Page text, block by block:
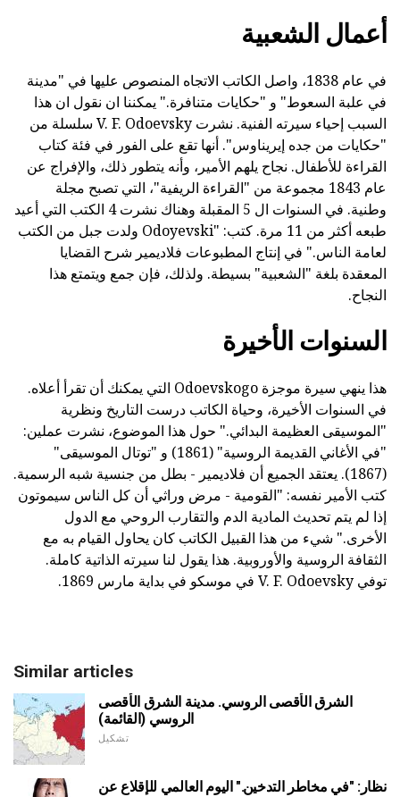
أعمال الشعبية
في عام 1838، واصل الكاتب الاتجاه المنصوص عليها في "مدينة
في علبة السعوط" و "حكايات متنافرة." يمكننا ان نقول ان هذا
السبب إحياء سيرته الفنية. نشرت V. F. Odoevsky سلسلة من
"حكايات من جده إيريناوس". أنها تقع على الفور في فئة كتاب
القراءة للأطفال. نجاح يلهم الأمير، وأنه يتطور ذلك، والإفراج عن
عام 1843 مجموعة من "القراءة الريفية"، التي تصبح مجلة
وطنية. في السنوات ال 5 المقبلة وهناك نشرت 4 الكتب التي أعيد
طبعه أكثر من 11 مرة. كتب: "Odoyevski ولدت جبل من الكتب
لعامة الناس." في إنتاج المطبوعات فلاديمير شرح القضايا
المعقدة بلغة "الشعبية" بسيطة. ولذلك، فإن جمع ويتمتع هذا
النجاح.
السنوات الأخيرة
هذا ينهي سيرة موجزة Odoevskogo التي يمكنك أن تقرأ أعلاه.
في السنوات الأخيرة، وحياة الكاتب درست التاريخ ونظرية
"الموسيقى العظيمة البدائي." حول هذا الموضوع، نشرت عملين:
"في الأغاني القديمة الروسية" (1861) و "توتال الموسيقى"
(1867). يعتقد الجميع أن فلاديمير - بطل من جنسية شبه الرسمية.
كتب الأمير نفسه: "القومية - مرض وراثي أن كل الناس سيموتون
إذا لم يتم تحديث المادية الدم والتقارب الروحي مع الدول
الأخرى." شيء من هذا القبيل الكاتب كان يحاول القيام به مع
الثقافة الروسية والأوروبية. هذا يقول لنا سيرته الذاتية كاملة.
توفي V. F. Odoevsky في موسكو في بداية مارس 1869.
Similar articles
الشرق الأقصى الروسي. مدينة الشرق الأقصى
الروسي (القائمة)
تشكيل
نظار: "في مخاطر التدخين." اليوم العالمي للإقلاع عن